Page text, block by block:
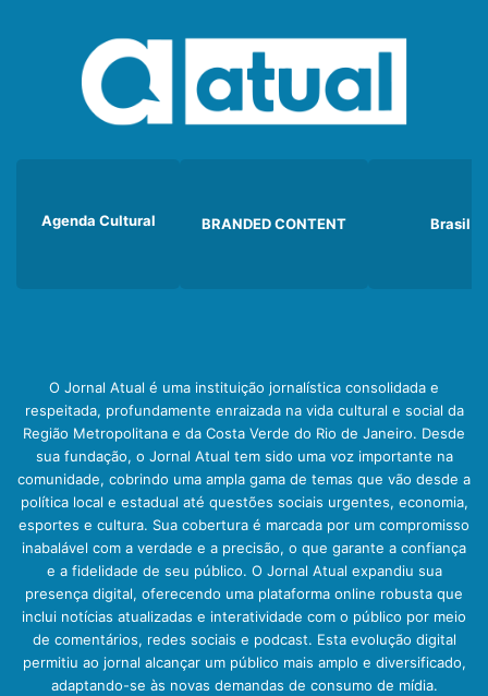
Agenda Cultural BRANDED CONTENT Brasil
O Jornal Atual é uma instituição jornalística consolidada e
respeitada, profundamente enraizada na vida cultural e social da
Região Metropolitana e da Costa Verde do Rio de Janeiro. Desde
sua fundação, o Jornal Atual tem sido uma voz importante na
comunidade, cobrindo uma ampla gama de temas que vão desde a
política local e estadual até questões sociais urgentes, economia,
esportes e cultura. Sua cobertura é marcada por um compromisso
inabalável com a verdade e a precisão, o que garante a confiança
e a fidelidade de seu público. O Jornal Atual expandiu sua
presença digital, oferecendo uma plataforma online robusta que
inclui notícias atualizadas e interatividade com o público por meio
de comentários, redes sociais e podcast. Esta evolução digital
permitiu ao jornal alcançar um público mais amplo e diversificado,
adaptando-se às novas demandas de consumo de mídia.